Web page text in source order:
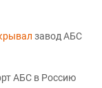
завод АБС
АБС в Россию